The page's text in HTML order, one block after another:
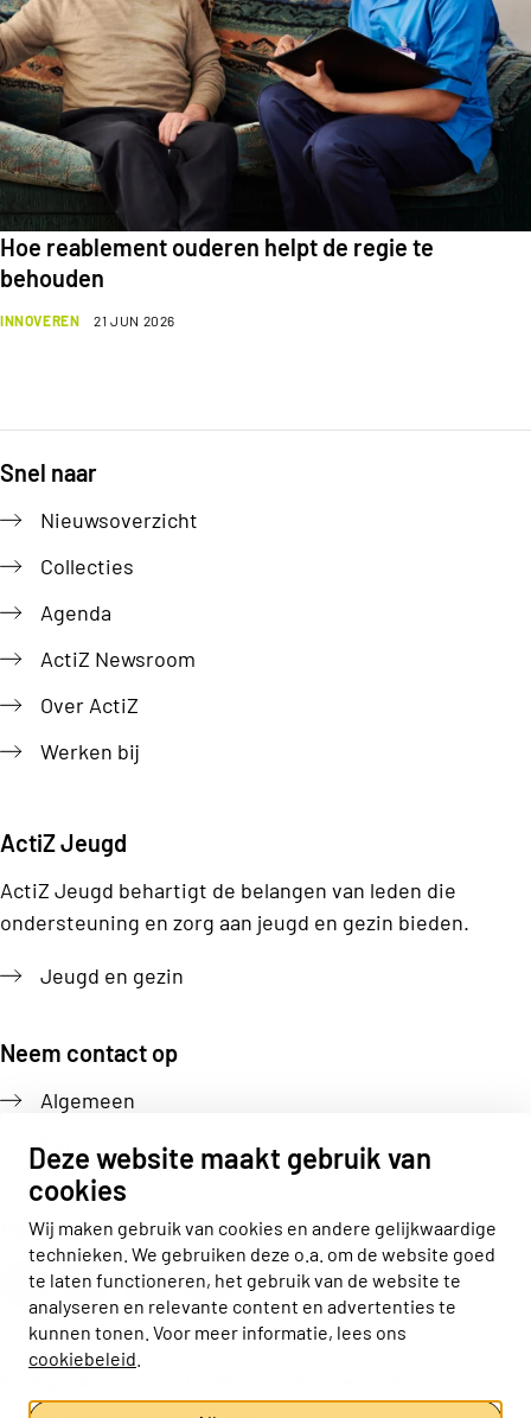
Deze website maakt gebruik van
cookies
Wij maken gebruik van cookies en andere gelijkwaardige
technieken. We gebruiken deze o.a. om de website goed
te laten functioneren, het gebruik van de website te
analyseren en relevante content en advertenties te
kunnen tonen. Voor meer informatie, lees ons
cookiebeleid
INNOVEREN 21 JUN 2026
Hoe reablement ouderen helpt de regie te
behouden
Snel naar
Nieuwsoverzicht
Collecties
Agenda
ActiZ Newsroom
Over ActiZ
Werken bij
ActiZ Jeugd
ActiZ Jeugd behartigt de belangen van leden die
ondersteuning en zorg aan jeugd en gezin bieden.
Jeugd en gezin
Neem contact op
Algemeen
Pers
Volg ons
Actiz linkedin
Actiz instagram
Actiz youtube
Actiz facebook